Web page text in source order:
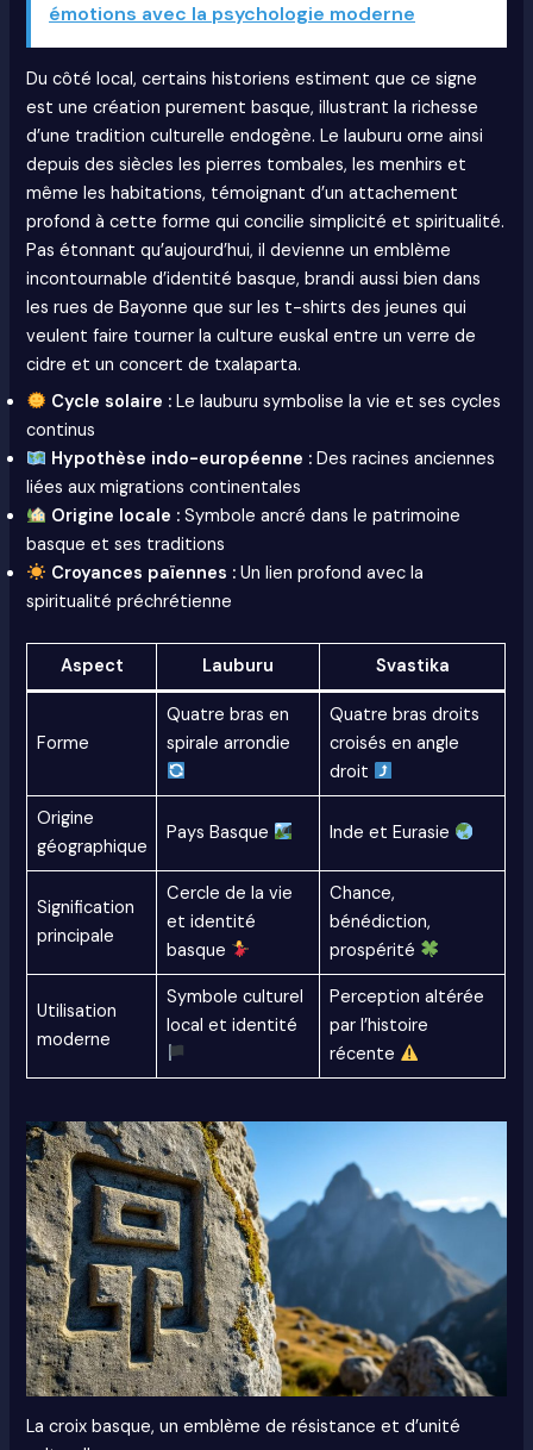
émotions avec la psychologie moderne
Du côté local, certains historiens estiment que ce signe
est une création purement basque, illustrant la richesse
d’une tradition culturelle endogène. Le lauburu orne ainsi
depuis des siècles les pierres tombales, les menhirs et
même les habitations, témoignant d’un attachement
profond à cette forme qui concilie simplicité et spiritualité.
Pas étonnant qu’aujourd’hui, il devienne un emblème
incontournable d’identité basque, brandi aussi bien dans
les rues de Bayonne que sur les t-shirts des jeunes qui
veulent faire tourner la culture euskal entre un verre de
cidre et un concert de txalaparta.
Cycle solaire : Le lauburu symbolise la vie et ses cycles
continus
Hypothèse indo-européenne : Des racines anciennes
liées aux migrations continentales
Origine locale : Symbole ancré dans le patrimoine
basque et ses traditions
Croyances païennes : Un lien profond avec la
spiritualité préchrétienne
Aspect Lauburu Svastika
Forme
Quatre bras en
spirale arrondie
Quatre bras droits
croisés en angle
droit
Origine
géographique
Pays Basque Inde et Eurasie
Signification
principale
Cercle de la vie
et identité
basque
Chance,
bénédiction,
prospérité
Utilisation
moderne
Symbole culturel
local et identité
Perception altérée
par l’histoire
récente
La croix basque, un emblème de résistance et d’unité